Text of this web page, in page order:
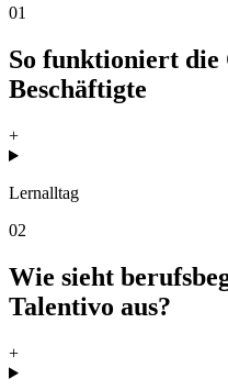
01
So funktioniert
Beschäftigte
+
Lernalltag
02
Wie sieht
Talentivo aus?
+